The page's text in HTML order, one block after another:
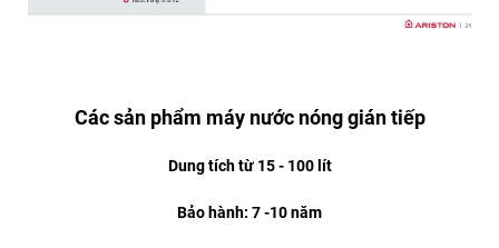
Các sản phẩm máy nước nóng gián tiếp
Dung tích từ 15 - 100 lít
Bảo hành: 7 -10 năm